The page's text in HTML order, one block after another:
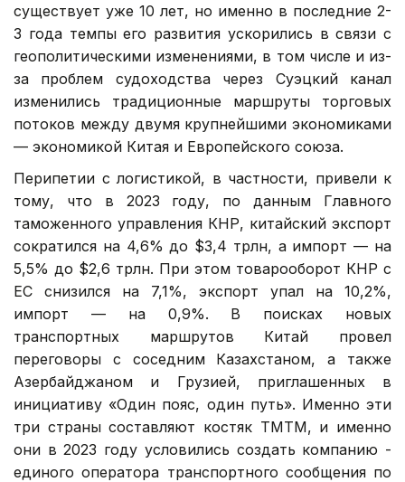
существует уже 10 лет, но именно в последние 2-
3 года темпы его развития ускорились в связи с
геополитическими изменениями, в том числе и из-
за проблем судоходства через Суэцкий канал
изменились традиционные маршруты торговых
потоков между двумя крупнейшими экономиками
— экономикой Китая и Европейского союза.
Перипетии с логистикой, в частности, привели к
тому, что в 2023 году, по данным Главного
таможенного управления КНР, китайский экспорт
сократился на 4,6% до $3,4 трлн, а импорт — на
5,5% до $2,6 трлн. При этом товарооборот КНР с
ЕС снизился на 7,1%, экспорт упал на 10,2%,
импорт — на 0,9%. В поисках новых
транспортных маршрутов Китай провел
переговоры с соседним Казахстаном, а также
Азербайджаном и Грузией, приглашенных в
инициативу «Один пояс, один путь». Именно эти
три страны составляют костяк ТМТМ, и именно
они в 2023 году условились создать компанию -
единого оператора транспортного сообщения по